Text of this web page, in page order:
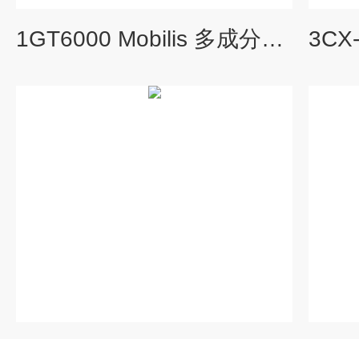
1GT6000 Mobilis 多成分气体监测仪